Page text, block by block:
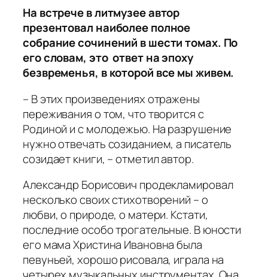
На встрече в литмузее автор
презентовал наиболее полное
собрание сочинений в шести томах. По
его словам, это ответ на эпоху
безвременья, в которой все мы живем.
– В этих произведениях отражены
переживания о том, что творится с
Родиной и с молодежью. На разрушение
нужно отвечать созиданием, а писатель
созидает книги, – отметил автор.
Александр Борисович продекламировал
несколько своих стихотворений – о
любви, о природе, о матери. Кстати,
последние особо трогательные. В юности
его мама Христина Ивановна была
певуньей, хорошо рисовала, играла на